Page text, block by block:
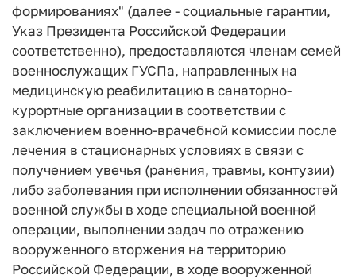
формированиях" (далее - социальные гарантии,
Указ Президента Российской Федерации
соответственно), предоставляются членам семей
военнослужащих ГУСПа, направленных на
медицинскую реабилитацию в санаторно-
курортные организации в соответствии с
заключением военно-врачебной комиссии после
лечения в стационарных условиях в связи с
получением увечья (ранения, травмы, контузии)
либо заболевания при исполнении обязанностей
военной службы в ходе специальной военной
операции, выполнении задач по отражению
вооруженного вторжения на территорию
Российской Федерации, в ходе вооруженной